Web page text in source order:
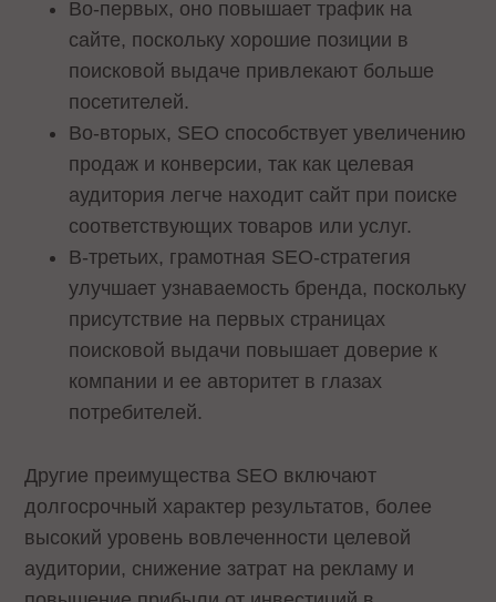
Во-первых, оно повышает трафик на
сайте, поскольку хорошие позиции в
поисковой выдаче привлекают больше
посетителей.
Во-вторых, SEO способствует увеличению
продаж и конверсии, так как целевая
аудитория легче находит сайт при поиске
соответствующих товаров или услуг.
В-третьих, грамотная SEO-стратегия
улучшает узнаваемость бренда, поскольку
присутствие на первых страницах
поисковой выдачи повышает доверие к
компании и ее авторитет в глазах
потребителей.
Другие преимущества SEO включают
долгосрочный характер результатов, более
высокий уровень вовлеченности целевой
аудитории, снижение затрат на рекламу и